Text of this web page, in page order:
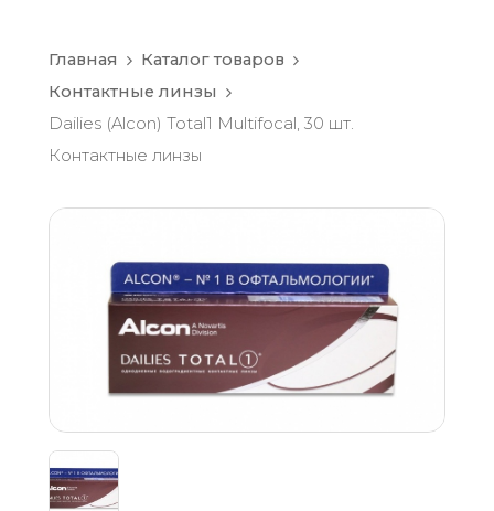
Главная
Каталог товаров
Контактные линзы
Dailies (Alcon) Total1 Multifocal, 30 шт.
Контактные линзы